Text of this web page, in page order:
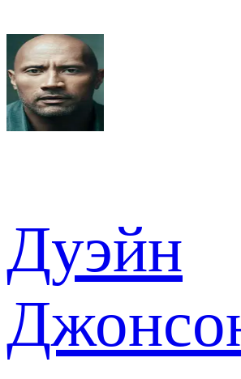
Дуэйн